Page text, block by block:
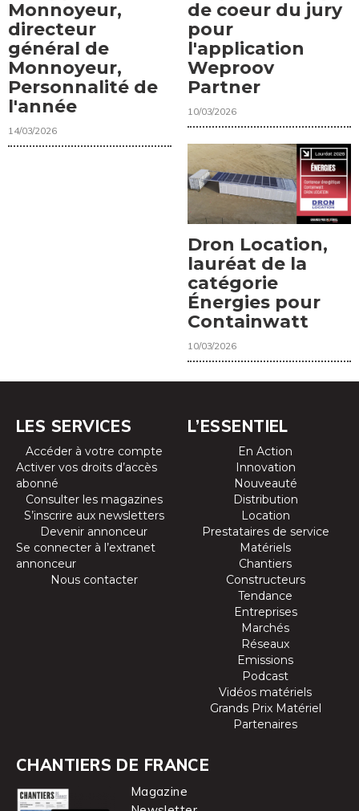
Monnoyeur,
directeur
général de
Monnoyeur,
Personnalité de
l'année
14/03/2026
de coeur du jury
pour
l'application
Weproov
Partner
10/03/2026
Dron Location,
lauréat de la
catégorie
Énergies pour
Containwatt
10/03/2026
LES SERVICES
Accéder à votre compte
Activer vos droits d’accès
abonné
Consulter les magazines
S’inscrire aux newsletters
Devenir annonceur
Se connecter à l’extranet
annonceur
Nous contacter
L’ESSENTIEL
En Action
Innovation
Nouveauté
Distribution
Location
Prestataires de service
Matériels
Chantiers
Constructeurs
Tendance
Entreprises
Marchés
Réseaux
Emissions
Podcast
Vidéos matériels
Grands Prix Matériel
Partenaires
CHANTIERS DE FRANCE
Magazine